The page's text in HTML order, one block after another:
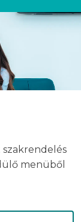
menüből